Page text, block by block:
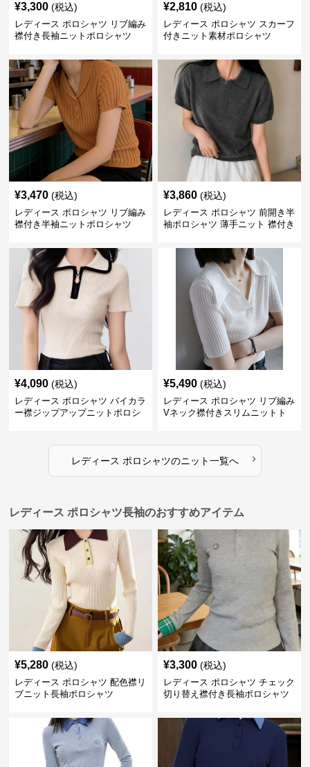
¥3,300 (税込)
レディース ポロシャツ リブ編み
襟付き長袖ニットポロシャツ
¥2,810 (税込)
レディース ポロシャツ スカーフ
付きニット素材ポロシャツ
¥3,470 (税込)
レディース ポロシャツ リブ編み
襟付き半袖ニットポロシャツ
¥3,860 (税込)
レディース ポロシャツ 前開き半
袖ポロシャツ 薄手ニット 襟付き
¥4,090 (税込)
レディース ポロシャツ バイカラ
ー襟ジップアップニットポロシ
¥5,490 (税込)
レディース ポロシャツ リブ編み
Vネック襟付きスリムニットト
レディース ポロシャツのニット一覧へ ›
レディース ポロシャツ長袖のおすすめアイテム
¥5,280 (税込)
レディース ポロシャツ 配色襟リ
ブニット長袖ポロシャツ
¥3,300 (税込)
レディース ポロシャツ チェック
切り替え襟付き長袖ポロシャツ